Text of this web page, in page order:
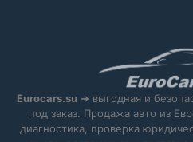
Eurocars.su ➜ выгодная и
под заказ. Продажа авто из
диагностика, проверка